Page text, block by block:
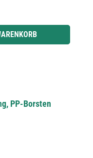
die Schaltflächen um die
PP-Borsten